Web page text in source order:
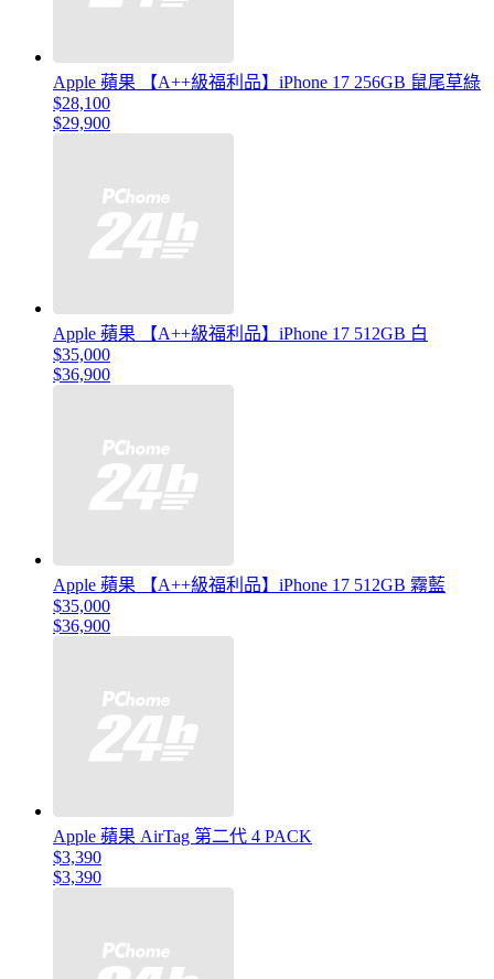
Apple 蘋果 【A++級福利品】iPhone 17 256GB 鼠尾草綠
$28,100
$29,900
Apple 蘋果 【A++級福利品】iPhone 17 512GB 白
$35,000
$36,900
Apple 蘋果 【A++級福利品】iPhone 17 512GB 霧藍
$35,000
$36,900
Apple 蘋果 AirTag 第二代 4 PACK
$3,390
$3,390